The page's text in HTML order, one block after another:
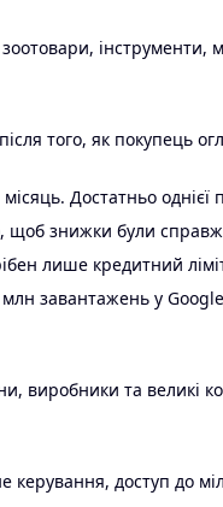
інструменти,
того, як покупець
Достатньо
знижки були
лише кредитний
завантажень у
виробники та великі
доступ до